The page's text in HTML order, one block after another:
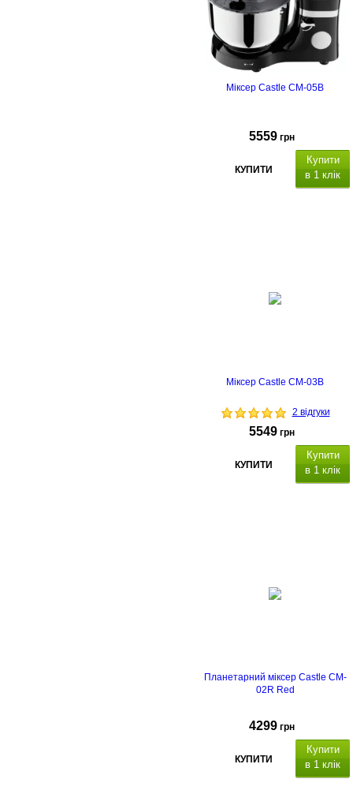
Міксер Castle CM-05B
5559 грн
КУПИТИ
Купити
в 1 клік
Міксер Castle CM-03B
2 відгуки
5549 грн
КУПИТИ
Купити
в 1 клік
Планетарний міксер Castle CM-
02R Red
4299 грн
КУПИТИ
Купити
в 1 клік